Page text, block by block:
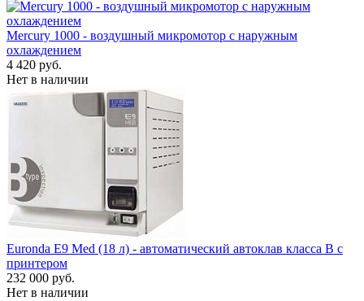
Mercury 1000 - воздушный микромотор с наружным
охлаждением
4 420 руб.
Нет в наличии
Euronda E9 Med (18 л) - автоматический автоклав класса B с
принтером
232 000 руб.
Нет в наличии